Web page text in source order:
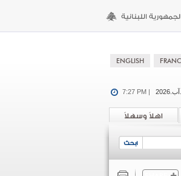
7:27 PM |
اهلاً وسهلاً